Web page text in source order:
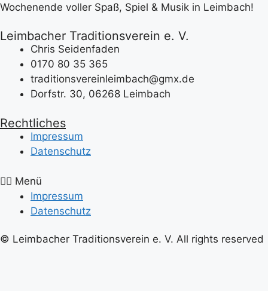
Wochenende voller Spaß, Spiel & Musik in Leimbach!
Leimbacher Traditionsverein e. V.
Chris Seidenfaden
0170 80 35 365
traditionsvereinleimbach@gmx.de
Dorfstr. 30, 06268 Leimbach
Rechtliches
Impressum
Datenschutz
Menü
Impressum
Datenschutz
© Leimbacher Traditionsverein e. V. All rights reserved